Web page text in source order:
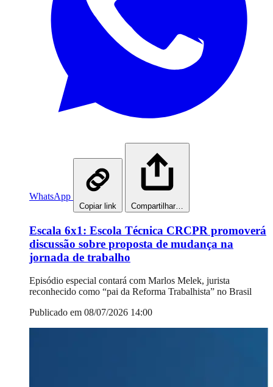
WhatsApp
Copiar link Compartilhar…
Escala 6x1: Escola Técnica CRCPR promoverá
discussão sobre proposta de mudança na
jornada de trabalho
Episódio especial contará com Marlos Melek, jurista
reconhecido como “pai da Reforma Trabalhista” no Brasil
Publicado em 08/07/2026 14:00